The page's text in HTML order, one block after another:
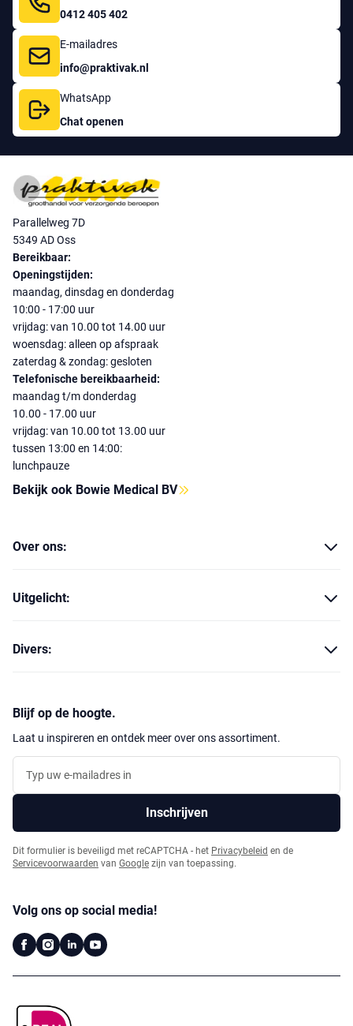
0412 405 402
E-mailadres
info@praktivak.nl
WhatsApp
Chat openen
Parallelweg 7D
5349 AD Oss
Bereikbaar:
Openingstijden:
maandag, dinsdag en donderdag
10:00 - 17:00 uur
vrijdag: van 10.00 tot 14.00 uur
woensdag: alleen op afspraak
zaterdag & zondag: gesloten
Telefonische bereikbaarheid:
maandag t/m donderdag
10.00 - 17.00 uur
vrijdag: van 10.00 tot 13.00 uur
tussen 13:00 en 14:00:
lunchpauze
Bekijk ook Bowie Medical BV
Over ons:
Uitgelicht:
Divers:
Blijf op de hoogte.
Laat u inspireren en ontdek meer over ons assortiment.
Inschrijven
Dit formulier is beveiligd met reCAPTCHA - het Privacybeleid en de
Servicevoorwaarden van Google zijn van toepassing.
Volg ons op social media!